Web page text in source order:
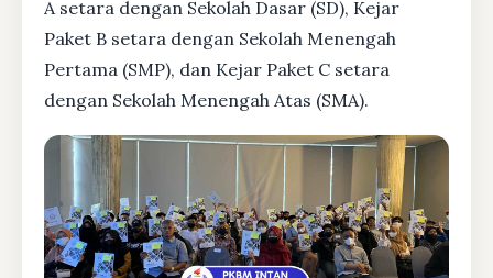
A setara dengan Sekolah Dasar (SD), Kejar
Paket B setara dengan Sekolah Menengah
Pertama (SMP), dan Kejar Paket C setara
dengan Sekolah Menengah Atas (SMA).